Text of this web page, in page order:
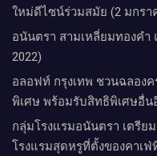
ใหม่ดีไซน์ร่วมสมัย (2 มกรา
อนันตรา สามเหลี่ยมทองค
2022)
อลอฟท์ กรุงเทพ ชวนฉลอง
พิเศษ พร้อมรับสิทธิพิเศษอื่น
กลุ่มโรงแรมอนันตรา เตรีย
โรงแรมสุดหรูที่ตั้งของคาเ